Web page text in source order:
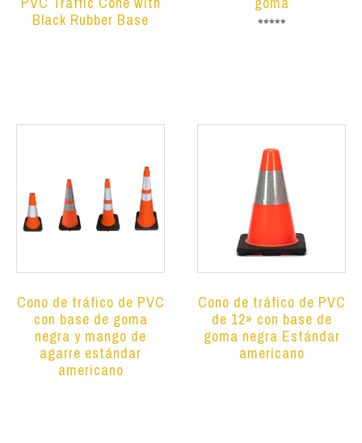
Black Rubber Base
Cono de tráfico de PVC
con base de goma
negra y mango de
agarre estándar
americano
Cono de tráfico de PVC
de 12» con base de
goma negra Estándar
americano